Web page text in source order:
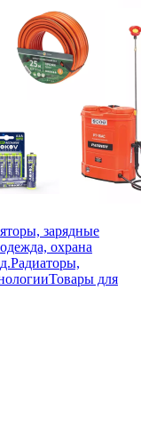
зарядные
охрана
Радиаторы,
Товары для